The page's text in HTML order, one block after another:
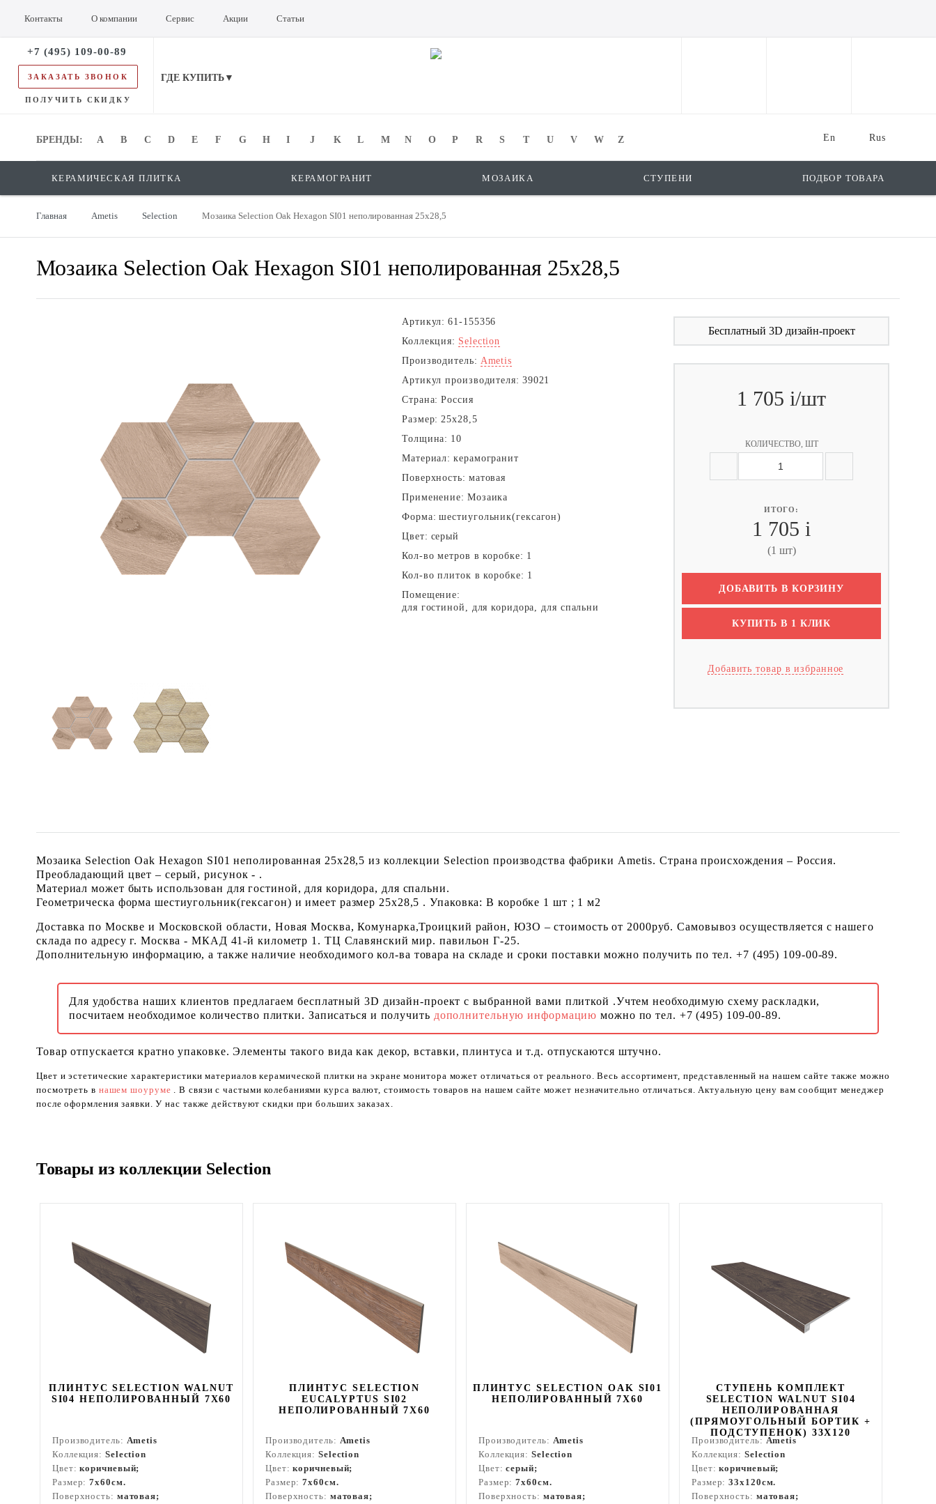
Контакты О компании Сервис Акции Статьи
+7 (495) 109-00-89
ЗАКАЗАТЬ ЗВОНОК
ПОЛУЧИТЬ СКИДКУ
ГДЕ КУПИТЬ▼
Rus
En
БРЕНДЫ: A B C D E F G H I J K L M N O P R S T U V W Z
БРЕНДЫ:
КЕРАМИЧЕСКАЯ ПЛИТКА КЕРАМОГРАНИТ МОЗАИКА СТУПЕНИ ПОДБОР ТОВАРА
Главная Ametis Selection Мозаика Selection Oak Hexagon SI01 неполированная 25x28,5
Мозаика Selection Oak Hexagon SI01 неполированная 25x28,5
Артикул: 61-155356
Коллекция: Selection
Производитель: Ametis
Артикул производителя: 39021
Страна: Россия
Размер: 25x28,5
Толщина: 10
Материал: керамогранит
Поверхность: матовая
Применение: Мозаика
Форма: шестиугольник(гексагон)
Цвет: серый
Кол-во метров в коробке: 1
Кол-во плиток в коробке: 1
Помещение:
для гостиной, для коридора, для спальни
Бесплатный 3D дизайн-проект
1 705 i/шт
КОЛИЧЕСТВО, ШТ
ИТОГО:
1 705 i
(1 шт)
ДОБАВИТЬ В КОРЗИНУ
КУПИТЬ В 1 КЛИК
Добавить товар в избранное
Мозаика Selection Oak Hexagon SI01 неполированная 25x28,5 из коллекции Selection производства фабрики Ametis. Страна происхождения – Россия.
Преобладающий цвет – серый, рисунок - .
Материал может быть использован для гостиной, для коридора, для спальни.
Геометрическа форма шестиугольник(гексагон) и имеет размер 25x28,5 . Упаковка: В коробке 1 шт ; 1 м2
Доставка по Москве и Московской области, Новая Москва, Комунарка,Троицкий район, ЮЗО – стоимость от 2000руб. Самовывоз осуществляется с нашего
склада по адресу г. Москва - МКАД 41-й километр 1. ТЦ Славянский мир. павильон Г-25.
Дополнительную информацию, а также наличие необходимого кол-ва товара на складе и сроки поставки можно получить по тел. +7 (495) 109-00-89.
Для удобства наших клиентов предлагаем бесплатный 3D дизайн-проект с выбранной вами плиткой .Учтем необходимую схему раскладки,
посчитаем необходимое количество плитки. Записаться и получить дополнительную информациюможно по тел. +7 (495) 109-00-89.
Товар отпускается кратно упаковке. Элементы такого вида как декор, вставки, плинтуса и т.д. отпускаются штучно.
Цвет и эстетические характеристики материалов керамической плитки на экране монитора может отличаться от реального. Весь ассортимент, представленный на нашем сайте также можно
посмотреть в нашем шоуруме . В связи с частыми колебаниями курса валют, стоимость товаров на нашем сайте может незначительно отличаться. Актуальную цену вам сообщит менеджер
после оформления заявки. У нас также действуют скидки при больших заказах.
Товары из коллекции Selection
ПЛИНТУС SELECTION WALNUT
SI04 НЕПОЛИРОВАННЫЙ 7X60
Производитель: Ametis
Коллекция: Selection
Цвет:коричневый;
Размер:7x60см.
Поверхность: матовая;
ПЛИНТУС SELECTION
EUCALYPTUS SI02
НЕПОЛИРОВАННЫЙ 7X60
Производитель: Ametis
Коллекция: Selection
Цвет:коричневый;
Размер:7x60см.
Поверхность: матовая;
ПЛИНТУС SELECTION OAK SI01
НЕПОЛИРОВАННЫЙ 7X60
Производитель: Ametis
Коллекция: Selection
Цвет:серый;
Размер:7x60см.
Поверхность: матовая;
СТУПЕНЬ КОМПЛЕКТ
SELECTION WALNUT SI04
НЕПОЛИРОВАННАЯ
(ПРЯМОУГОЛЬНЫЙ БОРТИК +
ПОДСТУПЕНОК) 33X120
Производитель: Ametis
Коллекция: Selection
Цвет:коричневый;
Размер:33x120см.
Поверхность: матовая;